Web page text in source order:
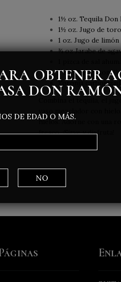
1½ oz. Tequila Don
1½ oz. Jugo de
1 oz. Jugo de limón
¾ oz Jarabe de
2 ramitas de
Toronja
Combina el tequila, el
vaso mezclador con
hielos. Adorne con una
fresco. ¡Sirve y disfruta!
OBTENER
DON
DE EDAD O MÁS.
NO